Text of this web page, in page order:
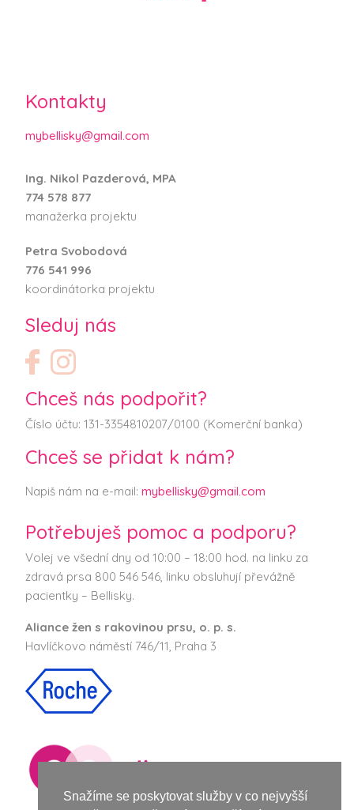
Kontakty
mybellisky@gmail.com
Ing. Nikol Pazderová, MPA
774 578 877
manažerka projektu
Petra Svobodová
776 541 996
koordinátorka projektu
Sleduj nás
Chceš nás podpořit?
Číslo účtu: 131-3354810207/0100 (Komerční banka)
Chceš se přidat k nám?
Napiš nám na e-mail: mybellisky@gmail.com
Potřebuješ pomoc a podporu?
Volej ve všední dny od 10:00 – 18:00 hod. na linku za
zdravá prsa 800 546 546, linku obsluhují převážně
pacientky – Bellisky.
Aliance žen s rakovinou prsu, o. p. s.
Havlíčkovo náměstí 746/11, Praha 3
Snažíme se poskytovat služby v co nejvyšší